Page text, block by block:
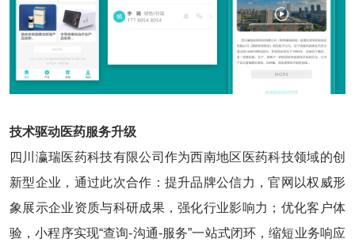
技术驱动医药服务升级
四川瀛瑞医药科技有限公司作为西南地区医药科技领域的创
新型企业，通过此次合作：提升品牌公信力，官网以权威形
象展示企业资质与科研成果，强化行业影响力；优化客户体
验，小程序实现“查询-沟通-服务”一站式闭环，缩短业务响应